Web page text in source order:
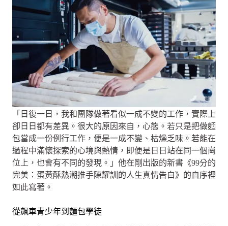
「日復一日，我和團隊做著看似一成不變的工作，實際上
卻日日都有差異。很大的原因來自，心態。若只是把做麵
包當成一份例行工作，便是一成不變、枯燥乏味。若能在
過程中滿懷探索的心境與熱情，即便是日日站在同一個崗
位上，也會有不同的發現。」他在剛出版的新書《99分的
完美：蛋黃酥熱潮推手陳耀訓的人生真情告白》的自序裡
如此寫著。
從飆車青少年到麵包學徒